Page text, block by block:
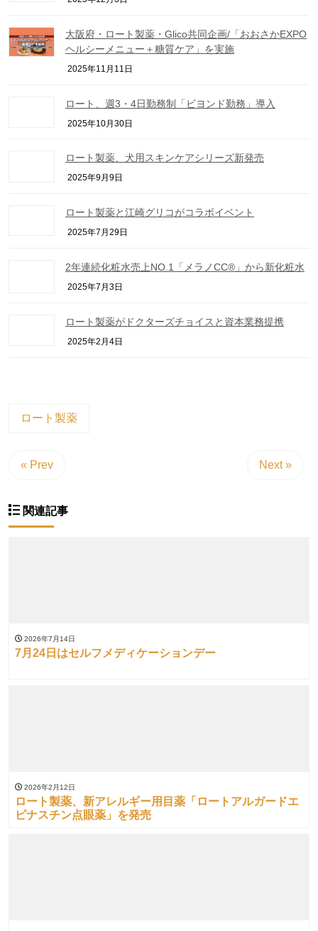
大阪府・ロート製薬・Glico共同企画/「おおさかEXPO
ヘルシーメニュー＋糖質ケア」を実施
2025年11月11日
ロート、週3・4日勤務制「ビヨンド勤務」導入
2025年10月30日
ロート製薬、犬用スキンケアシリーズ新発売
2025年9月9日
ロート製薬と江崎グリコがコラボイベント
2025年7月29日
2年連続化粧水売上NO.1「メラノCC®」から新化粧水
2025年7月3日
ロート製薬がドクターズチョイスと資本業務提携
2025年2月4日
ロート製薬
« Prev Next »
関連記事
2026年7月14日
7月24日はセルフメディケーションデー
2026年2月12日
ロート製薬、新アレルギー用目薬「ロートアルガードエ
ピナスチン点眼薬」を発売